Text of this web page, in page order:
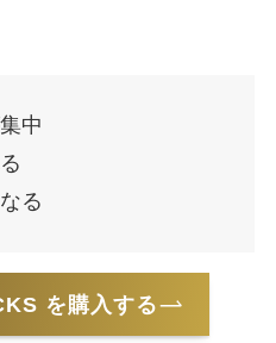
中
る
を購入する